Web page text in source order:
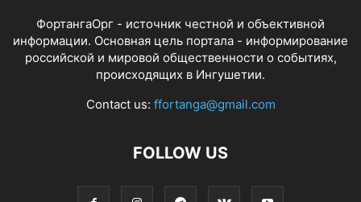
ФортангаОрг - источник честной и объективной
информации. Основная цель портала - информирование
российской и мировой общественности о событиях,
происходящих в Ингушетии.
Contact us: ffortanga@gmail.com
FOLLOW US